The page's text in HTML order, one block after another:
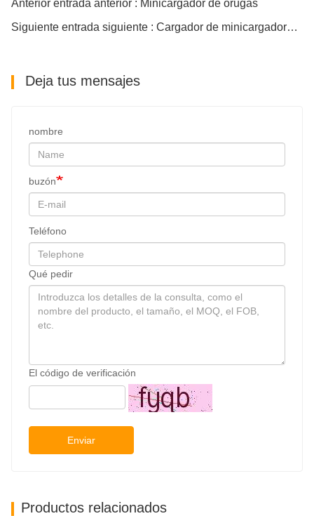
Anterior entrada anterior : Minicargador de orugas
Siguiente entrada siguiente : Cargador de minicargadora con soplador de nieve y quitanieves
Deja tus mensajes
nombre
buzón
Teléfono
Qué pedir
El código de verificación
Enviar
Productos relacionados